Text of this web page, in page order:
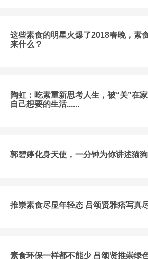
这些素食的明星火爆了2018春晚，素
来什么？
陶虹：吃素重新思考人生，被“关”在
自己想要的生活......
郭碧婷化身天使，一分钟为你讲述猫
推崇素食尽显年轻态 吕颂贤雅痞写真
素食环保一样都不能少 吕颂贤推崇绿